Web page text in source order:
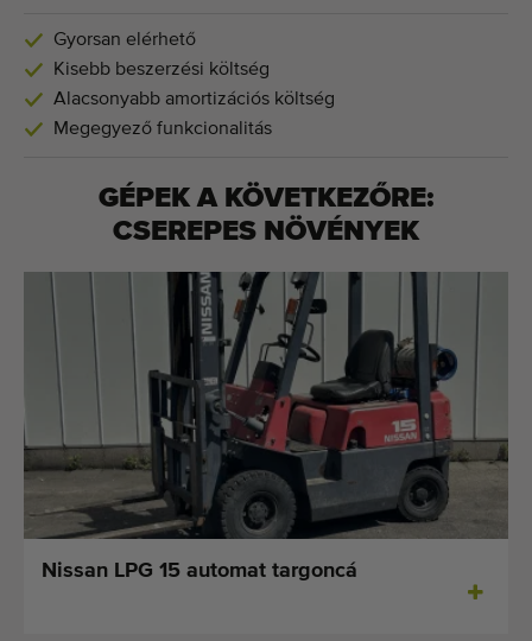
Gyorsan elérhető
Kisebb beszerzési költség
Alacsonyabb amortizációs költség
Megegyező funkcionalitás
GÉPEK A KÖVETKEZŐRE:
CSEREPES NÖVÉNYEK
Nissan LPG 15 automat targoncá